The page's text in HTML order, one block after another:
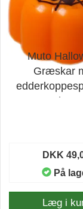
Muto
Græskar
cm LED-lys -
DKK
På
Læg i